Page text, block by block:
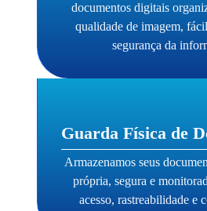
documentos digitais
qualidade de imagem,
segurança da
Guarda Física de
Armazenamos seus
própria, segura e
acesso, rastreabilidade e